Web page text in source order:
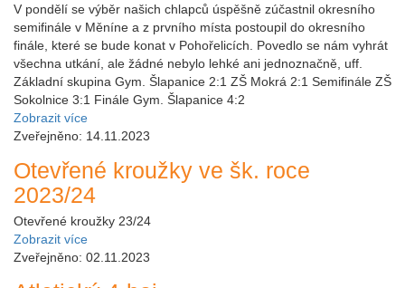
V pondělí se výběr našich chlapců úspěšně zúčastnil okresního
semifinále v Měníne a z prvního místa postoupil do okresního
finále, které se bude konat v Pohořelicích. Povedlo se nám vyhrát
všechna utkání, ale žádné nebylo lehké ani jednoznačně, uff.
Základní skupina Gym. Šlapanice 2:1 ZŠ Mokrá 2:1 Semifinále ZŠ
Sokolnice 3:1 Finále Gym. Šlapanice 4:2
Zobrazit více
Zveřejněno: 14.11.2023
Otevřené kroužky ve šk. roce
2023/24
Otevřené kroužky 23/24
Zobrazit více
Zveřejněno: 02.11.2023